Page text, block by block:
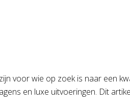
voor wie op zoek is naar een
en luxe uitvoeringen. Dit